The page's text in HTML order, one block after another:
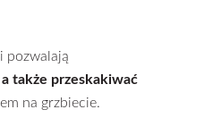
pozwalają
także przeskakiwać
na grzbiecie.